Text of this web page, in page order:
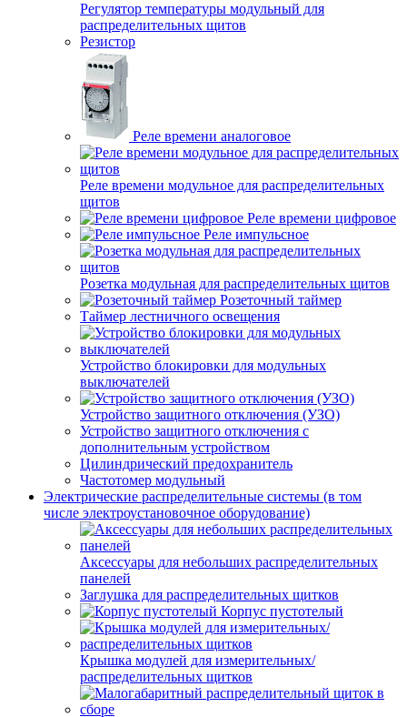
Регулятор температуры модульный для
распределительных щитов
Резистор
Реле времени аналоговое
Реле времени модульное для распределительных
щитов
Реле времени цифровое
Реле импульсное
Розетка модульная для распределительных щитов
Розеточный таймер
Таймер лестничного освещения
Устройство блокировки для модульных
выключателей
Устройство защитного отключения (УЗО)
Устройство защитного отключения с
дополнительным устройством
Цилиндрический предохранитель
Частотомер модульный
Электрические распределительные системы (в том
числе электроустановочное оборудование)
Аксессуары для небольших распределительных
панелей
Заглушка для распределительных щитков
Корпус пустотелый
Крышка модулей для измерительных/
распределительных щитков